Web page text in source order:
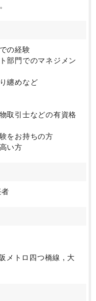
の経験
部門でのマネジメン
纏めなど
取引士などの有資格
をお持ちの方
い方
メトロ四つ橋線 , 大